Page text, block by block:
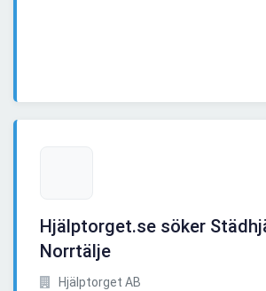
Hjälptorget.se söker
Norrtälje
Hjälptorget AB